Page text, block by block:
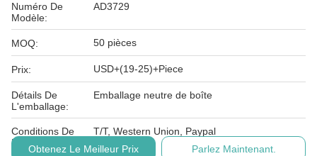
Numéro De
Modèle:
AD3729
MOQ: 50 pièces
Prix: USD+(19-25)+Piece
Détails De
L'emballage:
Emballage neutre de boîte
Conditions De
Paiement:
T/T, Western Union, Paypal
Obtenez Le Meilleur Prix
Parlez Maintenant.